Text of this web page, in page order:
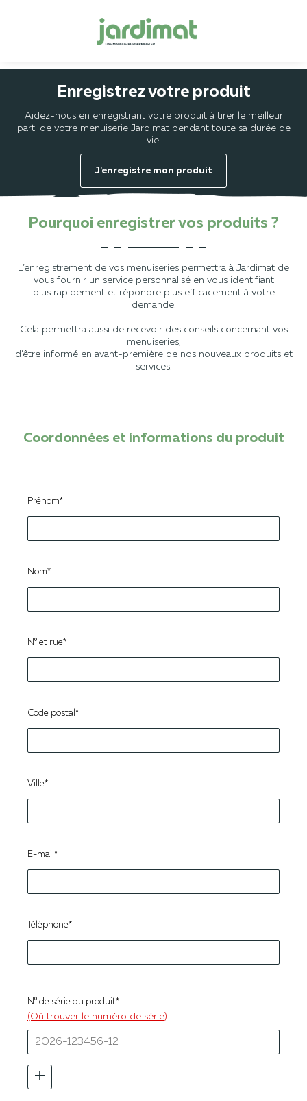
Enregistrez votre produit
Aidez-nous en enregistrant votre produit à tirer le meilleur
parti de votre menuiserie Jardimat pendant toute sa durée de
vie.
J'enregistre mon produit
Pourquoi enregistrer vos produits ?
L’enregistrement de vos menuiseries permettra à Jardimat de
vous fournir un service personnalisé en vous identifiant
plus rapidement et répondre plus efficacement à votre
demande.
Cela permettra aussi de recevoir des conseils concernant vos
menuiseries,
d’être informé en avant-première de nos nouveaux produits et
services.
Coordonnées et informations du produit
Prénom*
Nom*
N° et rue*
Code postal*
Ville*
E-mail*
Téléphone*
N° de série du produit*
(Où trouver le numéro de série)
+